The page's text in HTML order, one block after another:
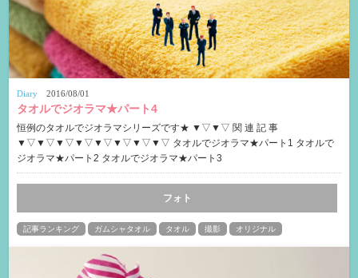
Diary 2016/08/01
タオルでジオラマ★パート4
恒例のタオルでジオラマシリーズです★ ▼▽▼▽ 関 連 記 事
▼▽▼▽▼▽▼▽▼▽▼▽▼▽▼▽ タオルでジオラマ★パート1 タオルで
ジオラマ★パート2 タオルでジオラマ★パート3
フォト
記事ランキング ガムシャタオル タオル 撮影 オリジナル